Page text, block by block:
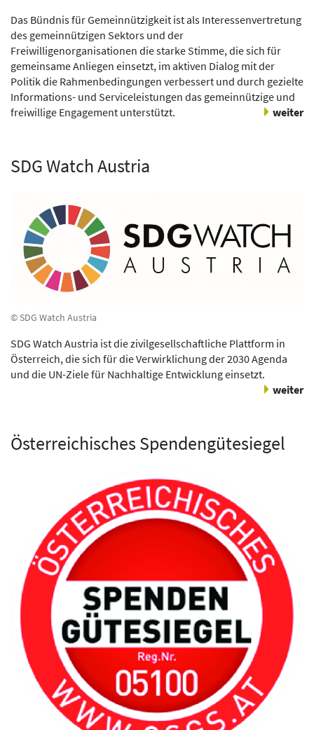
Das Bündnis für Gemeinnützigkeit ist als Interessenvertretung
des gemeinnützigen Sektors und der
Freiwilligenorganisationen die starke Stimme, die sich für
gemeinsame Anliegen einsetzt, im aktiven Dialog mit der
Politik die Rahmenbedingungen verbessert und durch gezielte
Informations- und Serviceleistungen das gemeinnützige und
freiwillige Engagement unterstützt.
weiter
SDG Watch Austria
© SDG Watch Austria
SDG Watch Austria ist die zivilgesellschaftliche Plattform in
Österreich, die sich für die Verwirklichung der 2030 Agenda
und die UN-Ziele für Nachhaltige Entwicklung einsetzt.
weiter
Österreichisches Spendengütesiegel